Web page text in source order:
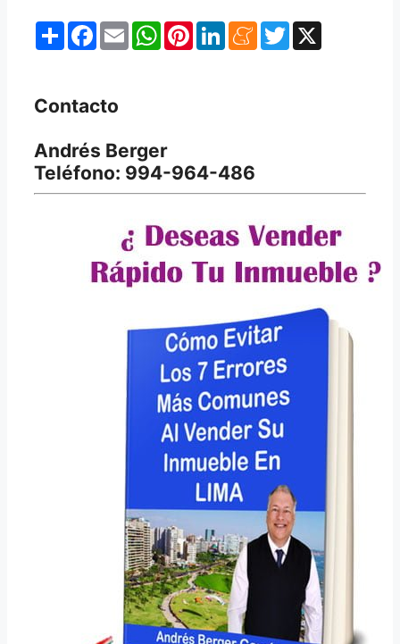
ShareFacebook
EmailWhatsApp
Pinterest
LinkedIn
Meneame
Twitter
Contacto
Andrés Berger
Teléfono: 994-964-486